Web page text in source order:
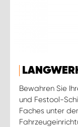
Bewahren Sie
und Festool-
Faches unter